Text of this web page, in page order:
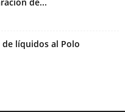
líquidos al Polo